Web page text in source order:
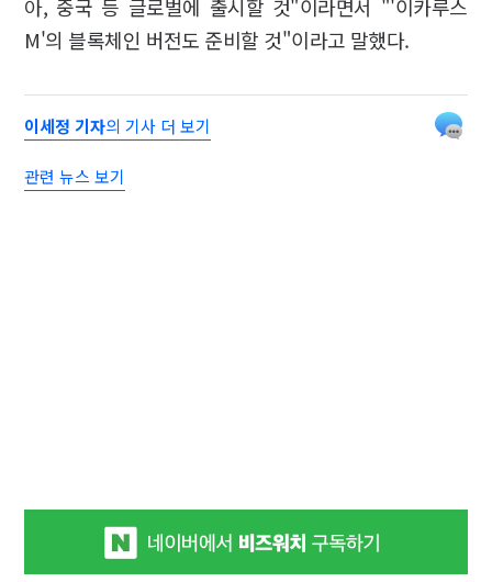
아, 중국 등 글로벌에 출시할 것"이라면서 "'이카루스
M'의 블록체인 버전도 준비할 것"이라고 말했다.
이세정 기자의 기사 더 보기
관련 뉴스 보기